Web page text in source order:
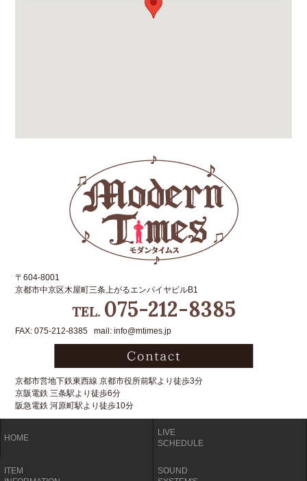
〒604-8001
京都市中京区木屋町三条上がるエンパイヤビルB1
TEL. 075-212-8385
FAX: 075-212-8385 mail: info@mtimes.jp
京都市営地下鉄東西線 京都市役所前駅より徒歩3分
京阪電鉄 三条駅より徒歩6分
阪急電鉄 河原町駅より徒歩10分
HOME
LIVE
SCHEDULE
ITEM
SOUND